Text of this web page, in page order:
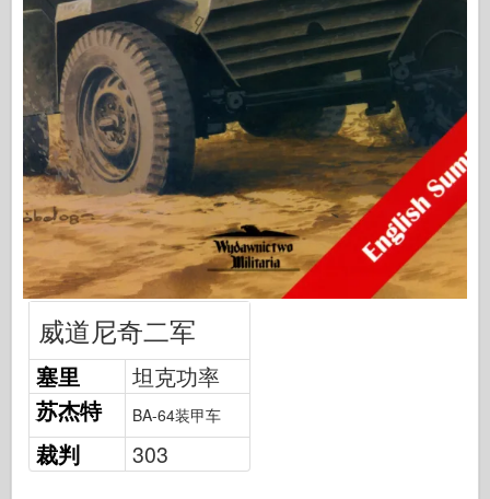
AZ 模型
黑狗
野马
网络爱好
德尼普罗莫德
龙
爱德华
E.T. 模型
精细模具
瓦洛尔部队
弗里尔模型
长谷川
海勒
威道尼奇二军
塞里
坦克功率
苏杰特
BA-64装甲车
裁判 303